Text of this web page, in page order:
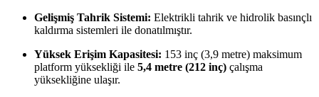
Gelişmiş Tahrik Sistemi: Elektrikli tahrik ve hidrolik basınçlı
kaldırma sistemleri ile donatılmıştır.
Yüksek Erişim Kapasitesi: 153 inç (3,9 metre) maksimum
platform yüksekliği ile 5,4 metre (212 inç) çalışma
yüksekliğine ulaşır.